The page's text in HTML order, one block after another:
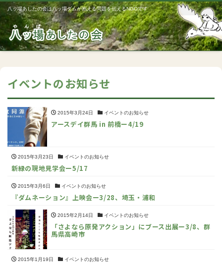
八ッ場あしたの会は八ッ場ダムが抱える問題を伝えるNGOです
イベントのお知らせ
2015年3月24日 イベントのお知らせ
アースデイ群馬 in 前橋ー4/19
2015年3月23日 イベントのお知らせ
新緑の現地見学会ー5/17
2015年3月6日 イベントのお知らせ
『ダムネーション』上映会ー3/28、埼玉・浦和
2015年2月14日 イベントのお知らせ
「さよなら原発アクション」にブース出展ー3/8、群
馬県高崎市
2015年1月19日 イベントのお知らせ